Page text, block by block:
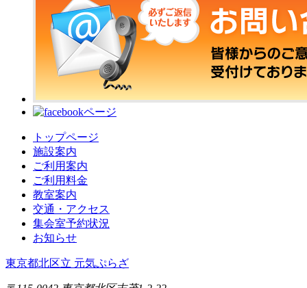
トップページ
施設案内
ご利用案内
ご利用料金
教室案内
交通・アクセス
集会室予約状況
お知らせ
東京都北区立 元気ぷらざ